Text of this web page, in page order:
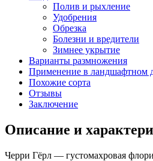
Полив и рыхление
Удобрения
Обрезка
Болезни и вредители
Зимнее укрытие
Варианты размножения
Применение в ландшафтном
Похожие сорта
Отзывы
Заключение
Описание и
Черри Гёрл — густомахровая